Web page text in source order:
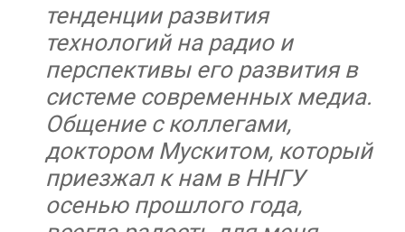
тенденции развития
технологий на радио и
перспективы его развития в
системе современных медиа.
Общение с коллегами,
доктором Мускитом, который
приезжал к нам в ННГУ
осенью прошлого года,